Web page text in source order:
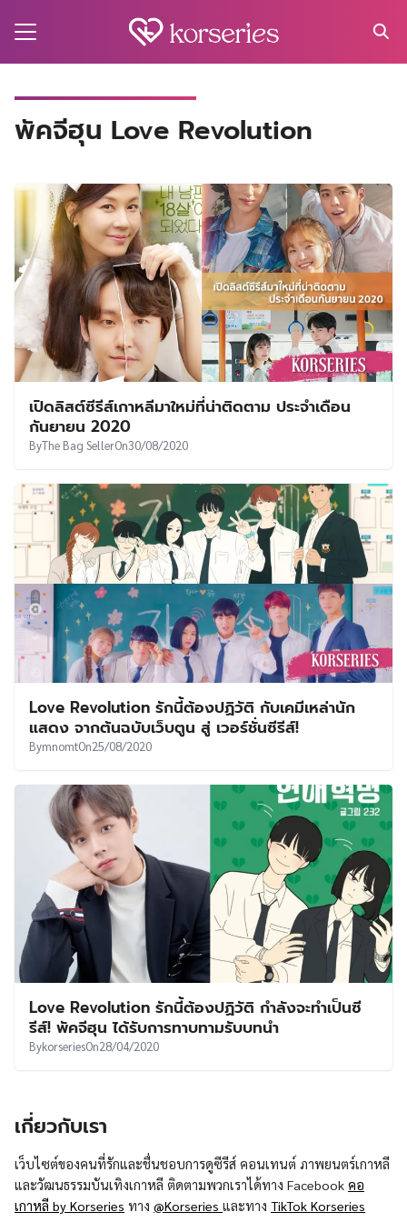
พัคจีฮุน Love Revolution
เปิดลิสต์ซีรีส์เกาหลีมาใหม่ที่น่าติดตาม ประจำเดือน
กันยายน 2020
ByThe Bag SellerOn30/08/2020
Love Revolution รักนี้ต้องปฏิวัติ กับเคมีเหล่านัก
แสดง จากต้นฉบับเว็บตูน สู่ เวอร์ชั่นซีรีส์!
BymnomtOn25/08/2020
Love Revolution รักนี้ต้องปฏิวัติ กำลังจะทำเป็นซี
รีส์! พัคจีฮุน ได้รับการทาบทามรับบทนำ
BykorseriesOn28/04/2020
เกี่ยวกับเรา
เว็บไซต์ของคนที่รักและชื่นชอบการดูซีรีส์ คอนเทนต์ ภาพยนตร์เกาหลี
และวัฒนธรรมบันเทิงเกาหลี ติดตามพวกเราได้ทาง Facebook คอ
เกาหลี by Korseries ทาง @Korseries และทาง TikTok Korseries